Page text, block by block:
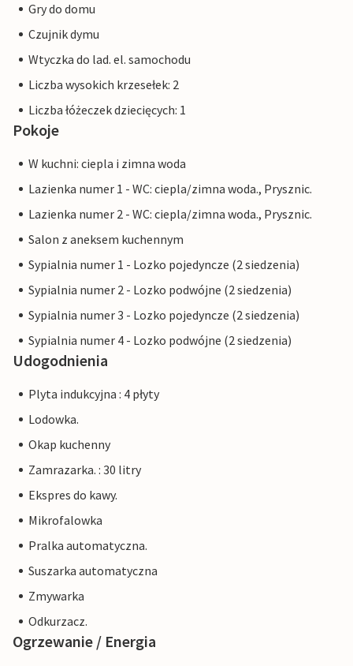
Gry do domu
Czujnik dymu
Wtyczka do lad. el. samochodu
Liczba wysokich krzesełek: 2
Liczba łóżeczek dziecięcych: 1
Pokoje
W kuchni: ciepla i zimna woda
Lazienka numer 1 - WC: ciepla/zimna woda., Prysznic.
Lazienka numer 2 - WC: ciepla/zimna woda., Prysznic.
Salon z aneksem kuchennym
Sypialnia numer 1 - Lozko pojedyncze (2 siedzenia)
Sypialnia numer 2 - Lozko podwójne (2 siedzenia)
Sypialnia numer 3 - Lozko pojedyncze (2 siedzenia)
Sypialnia numer 4 - Lozko podwójne (2 siedzenia)
Udogodnienia
Plyta indukcyjna : 4 płyty
Lodowka.
Okap kuchenny
Zamrazarka. : 30 litry
Ekspres do kawy.
Mikrofalowka
Pralka automatyczna.
Suszarka automatyczna
Zmywarka
Odkurzacz.
Ogrzewanie / Energia